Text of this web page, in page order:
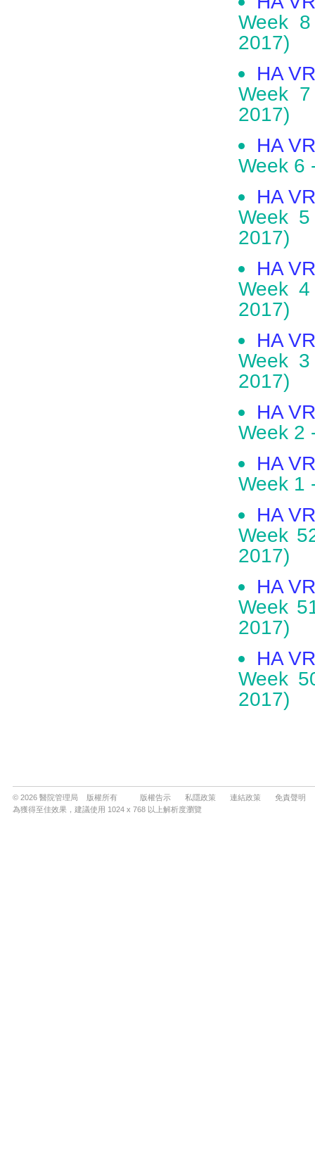
© 2026 醫院管理局 版權所有 版權告示 私隱政策 連結政策
免責聲明
為獲得至佳效果，建議使用 1024 x 768 以上解析度瀏覽